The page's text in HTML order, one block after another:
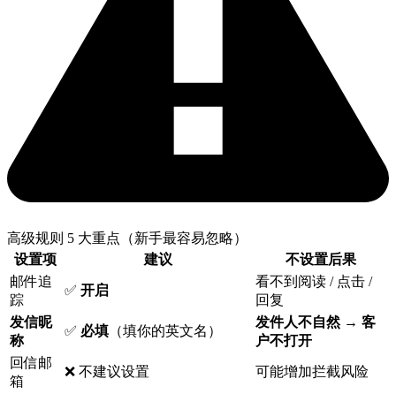
高级规则 5 大重点（新手最容易忽略）
设置项
建议
不设置后果
邮件追
踪
✅ 开启
看不到阅读 / 点击 /
回复
发信昵
称
✅ 必填 （填你的英文名）
发件人不自然 → 客
户不打开
回信邮
箱
❌ 不建议设置 可能增加拦截风险